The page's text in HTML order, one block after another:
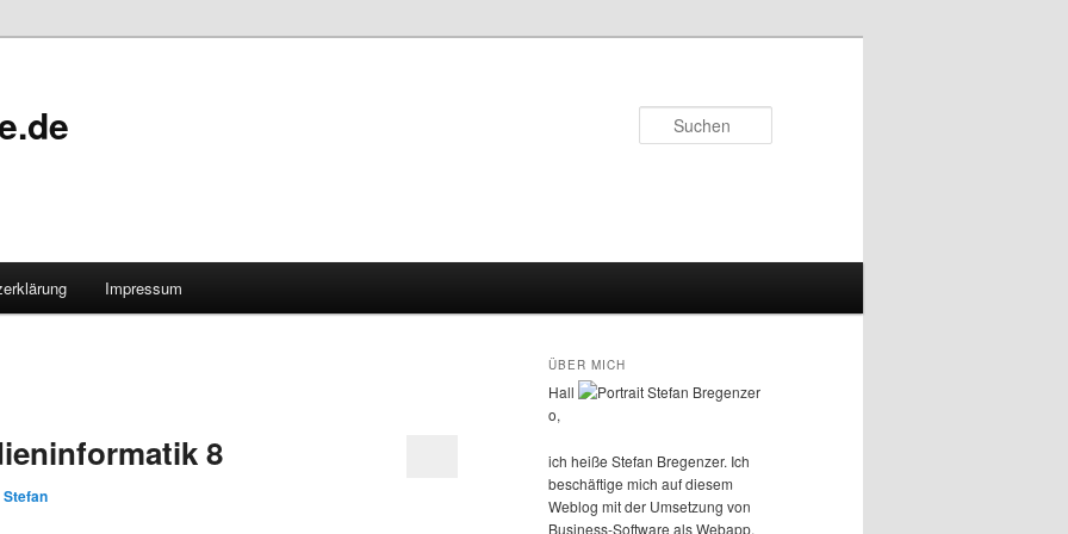
Impressum
8
Stefan
ÜBER MICH
Hall
o,
ich heiße Stefan Bregenzer. Ich
beschäftige mich auf diesem
Weblog mit der Umsetzung von
Business-Software als Webapp.